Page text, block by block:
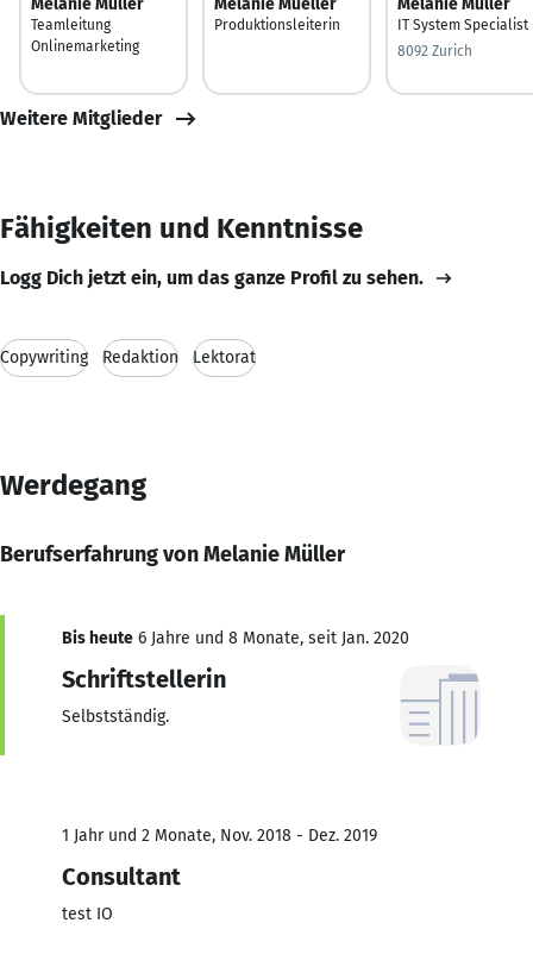
Teamleitung
Onlinemarketing
Produktionsleiterin
IT System Specialist
8092 Zurich
Weitere Mitglieder
Fähigkeiten und Kenntnisse
Logg Dich jetzt ein, um das ganze Profil zu sehen.
Copywriting Redaktion Lektorat
Werdegang
Berufserfahrung von Melanie Müller
Bis heute 6 Jahre und 8 Monate, seit Jan. 2020
Schriftstellerin
Selbstständig.
1 Jahr und 2 Monate, Nov. 2018 - Dez. 2019
Consultant
test IO